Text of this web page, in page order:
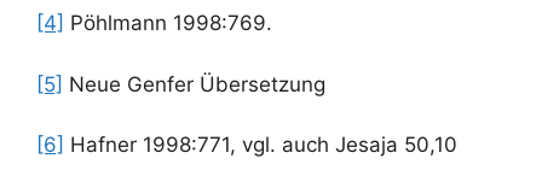
[4] Pöhlmann 1998:769.
[5] Neue Genfer Übersetzung
[6] Hafner 1998:771, vgl. auch Jesaja 50,10